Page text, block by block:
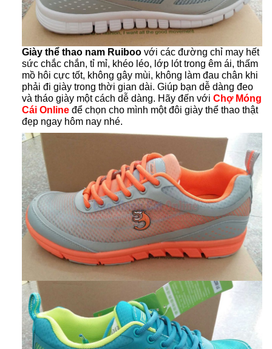
Giày thể thao nam Ruiboovới các đường chỉ may hết
sức chắc chắn, tỉ mỉ, khéo léo, lớp lót trong êm ái, thấm
mồ hôi cực tốt, không gây mùi, không làm đau chân khi
phải đi giày trong thời gian dài. Giúp bạn dễ dàng đeo
và tháo giày một cách dễ dàng. Hãy đến với Chợ Móng
Cái Online để chọn cho mình một đôi giày thể thao thật
đẹp ngay hôm nay nhé.